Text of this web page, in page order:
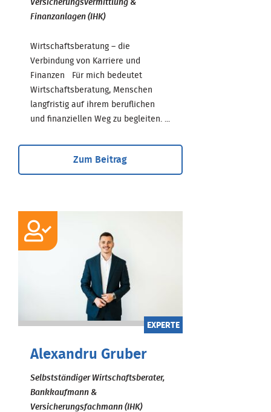
Versicherungsvermittlung &
Finanzanlagen (IHK)
Wirtschaftsberatung – die
Verbindung von Karriere und
Finanzen Für mich bedeutet
Wirtschaftsberatung, Menschen
langfristig auf ihrem beruflichen
und finanziellen Weg zu begleiten. ...
Zum Beitrag
EXPERTE
Alexandru Gruber
Selbstständiger Wirtschaftsberater,
Bankkaufmann &
Versicherungsfachmann (IHK)